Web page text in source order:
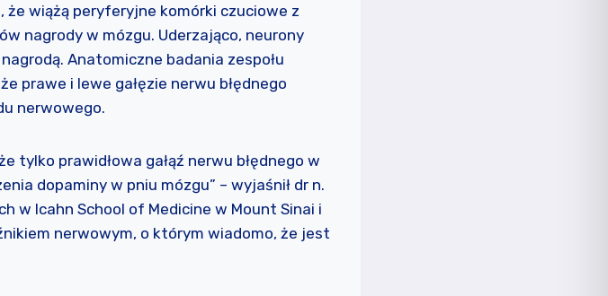
że wiążą peryferyjne komórki czuciowe z
nagrody w mózgu. Uderzająco, neurony
Anatomiczne badania zespołu
prawe i lewe gałęzie nerwu błędnego
nerwowego.
tylko prawidłowa gałąź nerwu błędnego w
dopaminy w pniu mózgu” – wyjaśnił dr n.
w Icahn School of Medicine w Mount Sinai i
nerwowym, o którym wiadomo, że jest